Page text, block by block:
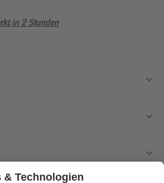
in 2 Stunden